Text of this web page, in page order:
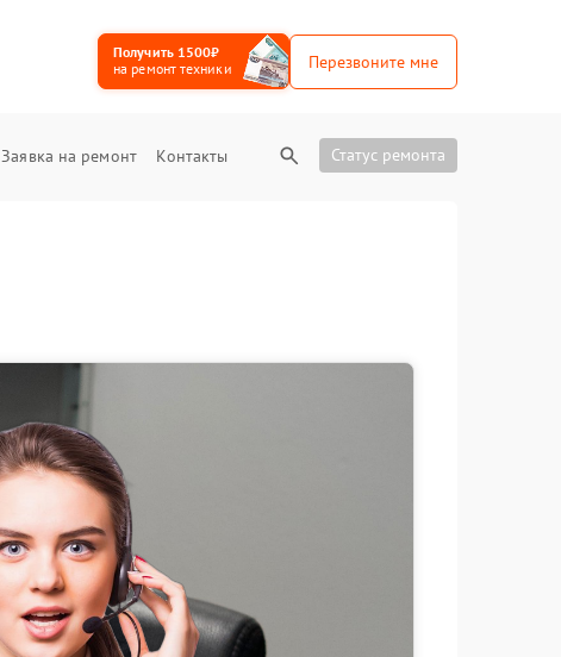
Получить 1500₽
на ремонт техники
Перезвоните мне
Заявка на ремонт Контакты Статус ремонта